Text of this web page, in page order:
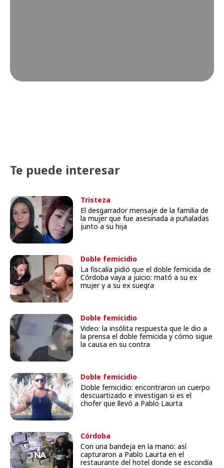
Te puede interesar
Tristeza
El desgarrador mensaje de la familia de
la mujer que fue asesinada a puñaladas
junto a su hija
Doble femicidio
La fiscalía pidió que el doble femicida de
Córdoba vaya a juicio: mató a su ex
mujer y a su ex suegra
Doble femicidio
Video: la insólita respuesta que le dio a
la prensa el doble femicida y cómo sigue
la causa en su contra
Doble femicidio
Doble femicidio: encontraron un cuerpo
descuartizado e investigan si es el
chofer que llevó a Pablo Laurta
Córdoba
Con una bandeja en la mano: así
capturaron a Pablo Laurta en el
restaurante del hotel donde se escondía